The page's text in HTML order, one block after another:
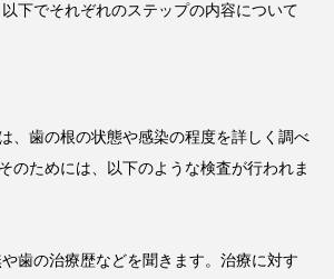
下でそれぞれのステップの内容について
、歯の根の状態や感染の程度を詳しく調べ
のためには、以下のような検査が行われま
歯の治療歴などを聞きます。治療に対す